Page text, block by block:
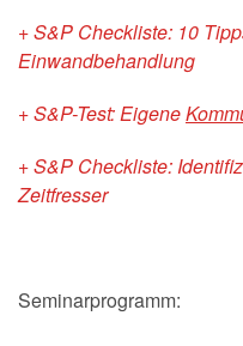
+ S&P Checkliste: 10
Einwandbehandlung
+ S&P-Test: Eigene
+ S&P Checkliste:
Zeitfresser
Seminarprogramm: